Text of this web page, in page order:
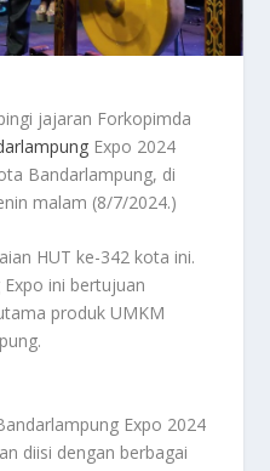
jajaran Forkopimda
Expo 2024
Bandarlampung, di
malam (8/7/2024.)
HUT ke-342 kota ini.
ini bertujuan
produk UMKM
Expo 2024
diisi dengan berbagai